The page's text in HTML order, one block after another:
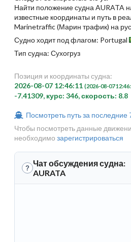
Найти положение судна AURATA
известные координаты и путь в
Marinetraffic (Марин трафик) на
Судно ходит под флагом: Portugal
Тип судна: Сухогруз
Позиция и координаты судна:
2026-08-07 12:46:11 (2026-08-07
-7.41309, курс: 346, скорость: 8.8
Посмотреть путь за последние
Чтобы посмотреть данные
необходимо зарегистрироваться
? Чат обсуждения судна:
AURATA